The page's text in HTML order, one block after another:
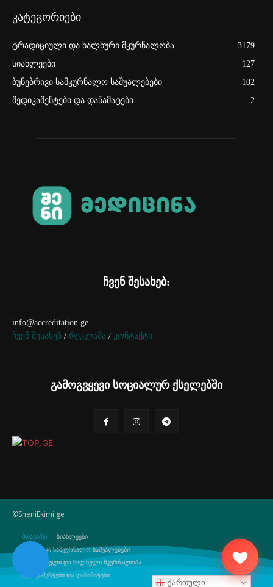
კატეგორიები
ტრადიციული და ხალხური მკურნალობა
3179
სიახლეები
127
ბუნებრივი სამკურნალო საშუალებები
102
მედიკამენტები და დანამატები
2
ჩვენ შესახებ:
info@accreditation.ge
ჩვენ შესახებ / რეკლამა / კონტაქტი
გამოგვყევი სოციალურ ქსელებში
©SheniEkimi.ge
მთავარი
სიახლეები
ბუნებრივი სამკურნალო საშუალებები
ტრადიციული და ხალხული მკურნალობა
მედიკამენტები და დანამატები
ქართული